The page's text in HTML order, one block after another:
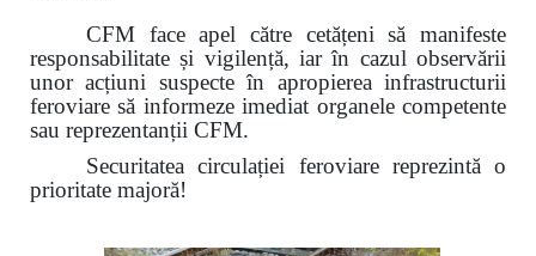
CFM face apel către cetățeni să manifeste
responsabilitate și vigilență, iar în cazul observării
unor acțiuni suspecte în apropierea infrastructurii
feroviare să informeze imediat organele competente
sau reprezentanții CFM.
Securitatea circulației feroviare reprezintă o
prioritate majoră!